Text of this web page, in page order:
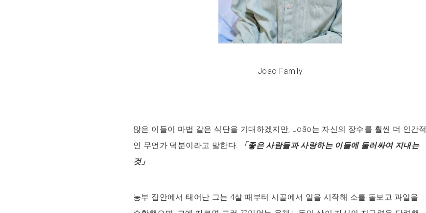
Joao Family
많은 이들이 마법 같은 식단을 기대하겠지만, João는 자신의 장수를 훨씬 더 인간적
인 무언가 덕분이라고 말한다:
「좋은 사람들과 사랑하는 이들에 둘러싸여 지내는
것」 .
농부 집안에서 태어난 그는 4살 때부터 시골에서 일을 시작해 소를 돌보고 과일을